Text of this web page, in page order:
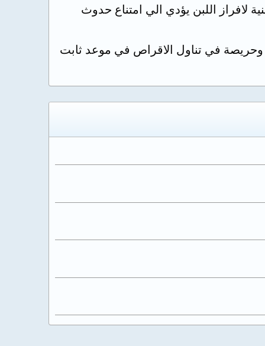
لافراز اللبن يؤدي الي امتناع حدوث
وحريصة في تناول الاقراص في موعد ثابت